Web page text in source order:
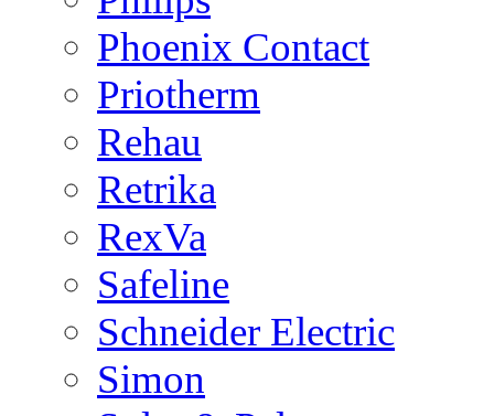
Phoenix Contact
Priotherm
Rehau
Retrika
RexVa
Safeline
Schneider Electric
Simon